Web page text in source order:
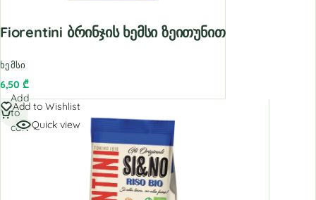
Fiorentini Ბრინჯის Ხემსი Ზეითუნით
ხემსი
6,50 ₾
Add to Wishlist
Quick view
Add
to
cart